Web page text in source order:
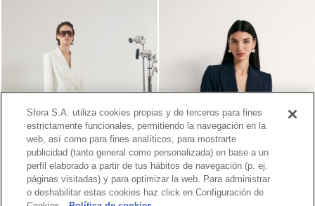
Sfera S.A. utiliza cookies propias y de terceros para fines
estrictamente funcionales, permitiendo la navegación en la
web, así como para fines analíticos, para mostrarte
publicidad (tanto general como personalizada) en base a un
perfil elaborado a partir de tus hábitos de navegación (p. ej.
páginas visitadas) y para optimizar la web. Para administrar
o deshabilitar estas cookies haz click en Configuración de